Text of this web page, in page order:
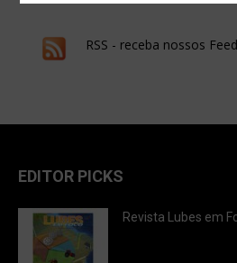
RSS - receba nossos
EDITOR PICKS
Revista Lubes em